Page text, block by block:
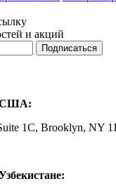
и акций
США:
1C, Brooklyn, NY